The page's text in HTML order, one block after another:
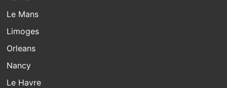
Le Mans
Limoges
Orleans
Nancy
Le Havre